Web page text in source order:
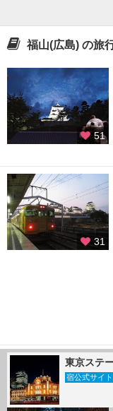
福山(広島) の旅
51
31
東京ステ
宿公式サイト